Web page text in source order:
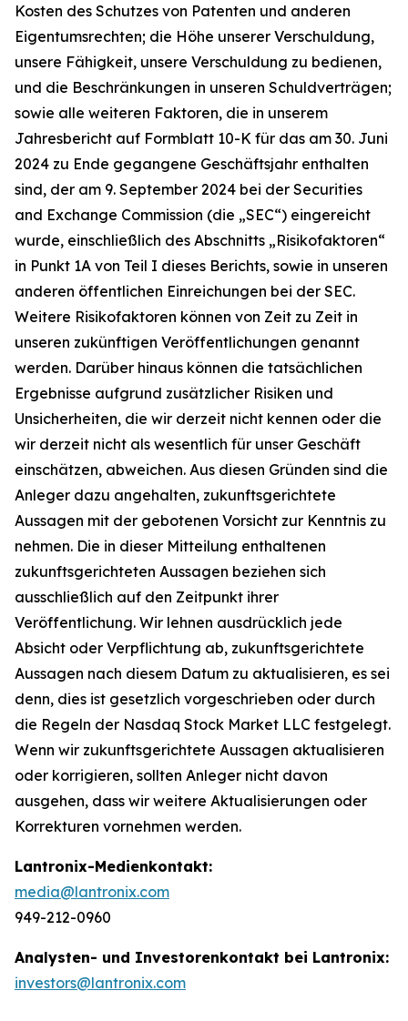
Kosten des Schutzes von Patenten und anderen
Eigentumsrechten; die Höhe unserer Verschuldung,
unsere Fähigkeit, unsere Verschuldung zu bedienen,
und die Beschränkungen in unseren Schuldverträgen;
sowie alle weiteren Faktoren, die in unserem
Jahresbericht auf Formblatt 10-K für das am 30. Juni
2024 zu Ende gegangene Geschäftsjahr enthalten
sind, der am 9. September 2024 bei der Securities
and Exchange Commission (die „SEC“) eingereicht
wurde, einschließlich des Abschnitts „Risikofaktoren“
in Punkt 1A von Teil I dieses Berichts, sowie in unseren
anderen öffentlichen Einreichungen bei der SEC.
Weitere Risikofaktoren können von Zeit zu Zeit in
unseren zukünftigen Veröffentlichungen genannt
werden. Darüber hinaus können die tatsächlichen
Ergebnisse aufgrund zusätzlicher Risiken und
Unsicherheiten, die wir derzeit nicht kennen oder die
wir derzeit nicht als wesentlich für unser Geschäft
einschätzen, abweichen. Aus diesen Gründen sind die
Anleger dazu angehalten, zukunftsgerichtete
Aussagen mit der gebotenen Vorsicht zur Kenntnis zu
nehmen. Die in dieser Mitteilung enthaltenen
zukunftsgerichteten Aussagen beziehen sich
ausschließlich auf den Zeitpunkt ihrer
Veröffentlichung. Wir lehnen ausdrücklich jede
Absicht oder Verpflichtung ab, zukunftsgerichtete
Aussagen nach diesem Datum zu aktualisieren, es sei
denn, dies ist gesetzlich vorgeschrieben oder durch
die Regeln der Nasdaq Stock Market LLC festgelegt.
Wenn wir zukunftsgerichtete Aussagen aktualisieren
oder korrigieren, sollten Anleger nicht davon
ausgehen, dass wir weitere Aktualisierungen oder
Korrekturen vornehmen werden.
Lantronix-Medienkontakt:
media@lantronix.com
949-212-0960
Analysten- und Investorenkontakt bei Lantronix:
investors@lantronix.com